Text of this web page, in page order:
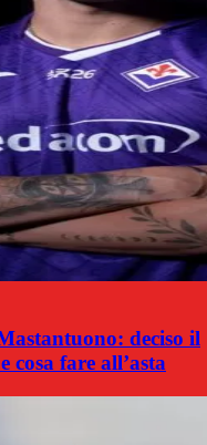
deciso il
fare all’asta